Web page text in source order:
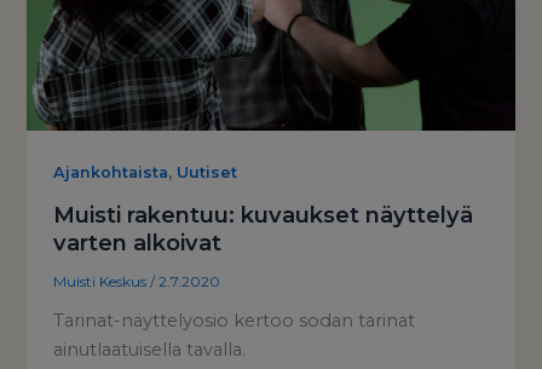
Ajankohtaista, Uutiset
Muisti rakentuu: kuvaukset näyttelyä
varten alkoivat
Muisti Keskus/2.7.2020
Tarinat-näyttelyosio kertoo sodan tarinat
ainutlaatuisella tavalla.